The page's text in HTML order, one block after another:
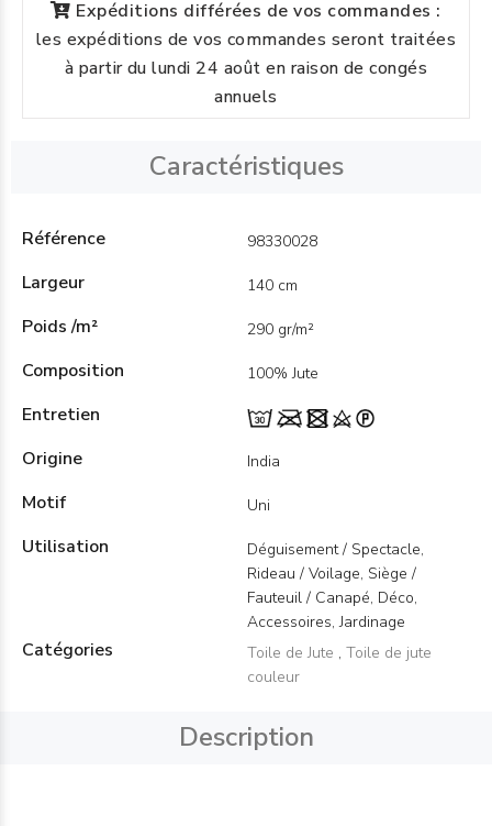
Expéditions différées de vos commandes :
les expéditions de vos commandes seront traitées
à partir du lundi 24 août en raison de congés
annuels
Caractéristiques
Référence 98330028
Largeur 140 cm
Poids /m² 290 gr/m²
Composition 100% Jute
Entretien
Origine
India
Motif Uni
Utilisation
Déguisement / Spectacle,
Rideau / Voilage, Siège /
Fauteuil / Canapé, Déco,
Accessoires, Jardinage
Catégories Toile de Jute , Toile de jute
couleur
Description